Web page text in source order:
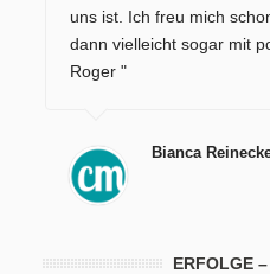
uns ist. Ich freu mich
dann vielleicht sogar mit
Roger "
Bianca
ERFOLGE